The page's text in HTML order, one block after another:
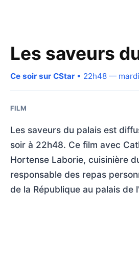
Les saveurs
Ce soir sur CStar • 22h48 —
FILM
Les saveurs du palais est
soir à 22h48. Ce film avec
Hortense Laborie, cuisinière
responsable des repas
de la République au palais de